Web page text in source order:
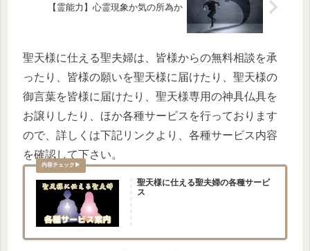
【霊能力】心霊現象か気の所為か
聖天様に仕える聖夫婦は、皆様からの無料相談を承
ったり、皆様の願いを聖天様に届けたり、聖天様の
御言葉を皆様に届けたり、聖天様専用の神具仏具を
お譲りしたり、ほか各種サービスを行っております
ので、詳しくは下記リンクより、各種サービス内容
を確認して下さい。
聖天様に仕える聖夫婦の各種サービ
ス